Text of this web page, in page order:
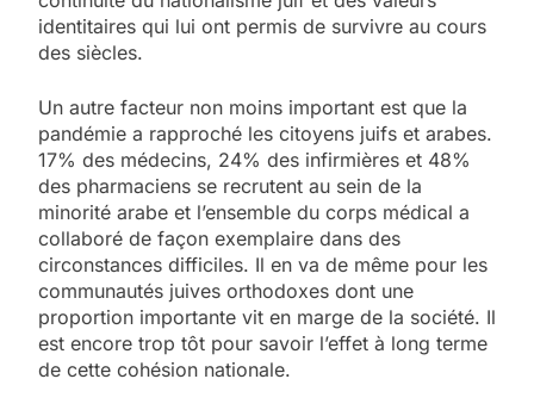
identitaires qui lui ont permis de survivre au cours
des siècles.
Un autre facteur non moins important est que la
pandémie a rapproché les citoyens juifs et arabes.
17% des médecins, 24% des infirmières et 48%
des pharmaciens se recrutent au sein de la
minorité arabe et l’ensemble du corps médical a
collaboré de façon exemplaire dans des
circonstances difficiles. Il en va de même pour les
communautés juives orthodoxes dont une
proportion importante vit en marge de la société. Il
est encore trop tôt pour savoir l’effet à long terme
de cette cohésion nationale.